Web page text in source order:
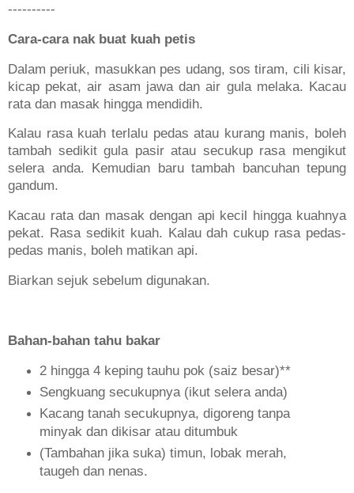
----------
Cara-cara nak buat kuah petis
Dalam periuk, masukkan pes udang, sos tiram, cili kisar,
kicap pekat, air asam jawa dan air gula melaka. Kacau
rata dan masak hingga mendidih.
Kalau rasa kuah terlalu pedas atau kurang manis, boleh
tambah sedikit gula pasir atau secukup rasa mengikut
selera anda. Kemudian baru tambah bancuhan tepung
gandum.
Kacau rata dan masak dengan api kecil hingga kuahnya
pekat. Rasa sedikit kuah. Kalau dah cukup rasa pedas-
pedas manis, boleh matikan api.
Biarkan sejuk sebelum digunakan.
Bahan-bahan tahu bakar
2 hingga 4 keping tauhu pok (saiz besar)**
Sengkuang secukupnya (ikut selera anda)
Kacang tanah secukupnya, digoreng tanpa
minyak dan dikisar atau ditumbuk
(Tambahan jika suka) timun, lobak merah,
taugeh dan nenas.